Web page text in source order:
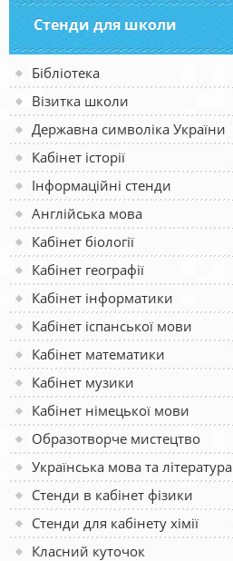
Стенди для школи
Бібліотека
Візитка школи
Державна символіка України
Кабінет історії
Інформаційні стенди
Англійська мова
Кабінет біології
Кабінет географії
Кабінет інформатики
Кабінет іспанської мови
Кабінет математики
Кабінет музики
Кабінет німецької мови
Образотворче мистецтво
Українська мова та література
Стенди в кабінет фізики
Стенди для кабінету хімії
Класний куточок